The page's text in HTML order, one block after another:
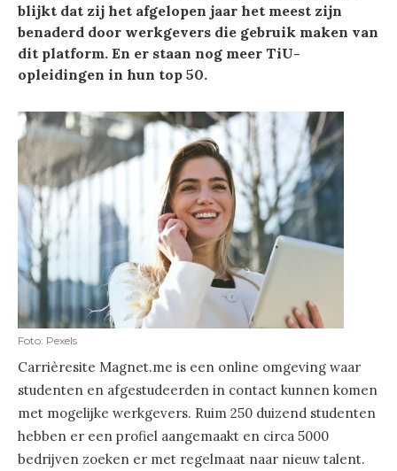
blijkt dat zij het afgelopen jaar het meest zijn
benaderd door werkgevers die gebruik maken van
dit platform. En er staan nog meer TiU-
opleidingen in hun top 50.
Foto: Pexels
Carrièresite Magnet.me is een online omgeving waar
studenten en afgestudeerden in contact kunnen komen
met mogelijke werkgevers. Ruim 250 duizend studenten
hebben er een profiel aangemaakt en circa 5000
bedrijven zoeken er met regelmaat naar nieuw talent.